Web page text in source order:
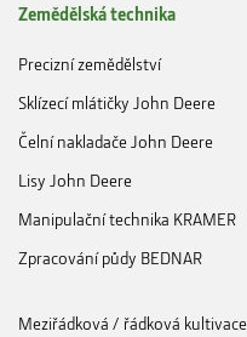
Zemědělská technika
Precizní zemědělství
Sklízecí mlátičky John Deere
Čelní nakladače John Deere
Lisy John Deere
Manipulační technika KRAMER
Zpracování půdy BEDNAR
Meziřádková / řádková kultivace